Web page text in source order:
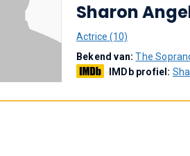
Sharon
Actrice (10)
Bekend van:The
IMDb profiel: